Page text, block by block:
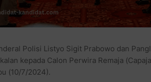
Polisi Listyo Sigit Prabowo dan
kepada Calon Perwira Remaja
(10/7/2024).